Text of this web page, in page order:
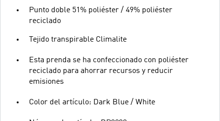
Punto doble 51% poliéster / 49% poliéster
reciclado
Tejido transpirable Climalite
Esta prenda se ha confeccionado con poliéster
reciclado para ahorrar recursos y reducir
emisiones
Color del artículo: Dark Blue / White